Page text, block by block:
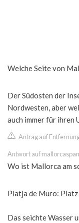
Welche Seite von
Der Südosten der
Nordwesten, aber
auch immer für ihren
Antrag auf
Antwort auf
Wo ist Mallorca am
Platja de Muro:
Das seichte Wasser